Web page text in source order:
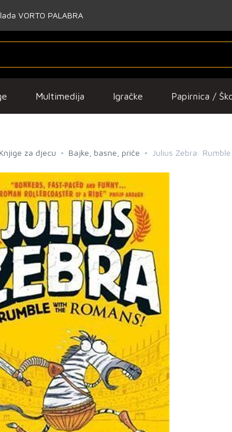
VORTO PALABRA
Multimedija Igračke Papirnica /
Knjige za djecu Bajke, basne, priče Julius Zebra: